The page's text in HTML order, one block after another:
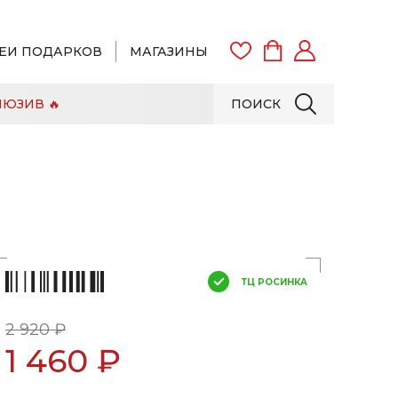
ПОДАРКОВ МАГАЗИНЫ
ПОИСК
🔥
ТЦ РОСИНКА
2 920 ₽
1 460 ₽